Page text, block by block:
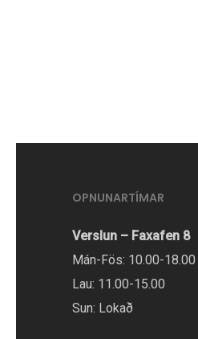
OPNUNARTÍMAR
Verslun – Faxafen 8
Mán-Fös: 10.00-18.00
Lau: 11.00-15.00
Sun: Lokað